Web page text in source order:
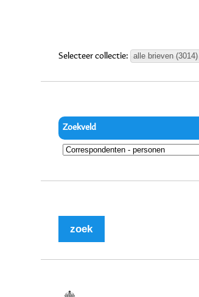
Selecteer collectie: alle brieven (3014)
Zoekveld